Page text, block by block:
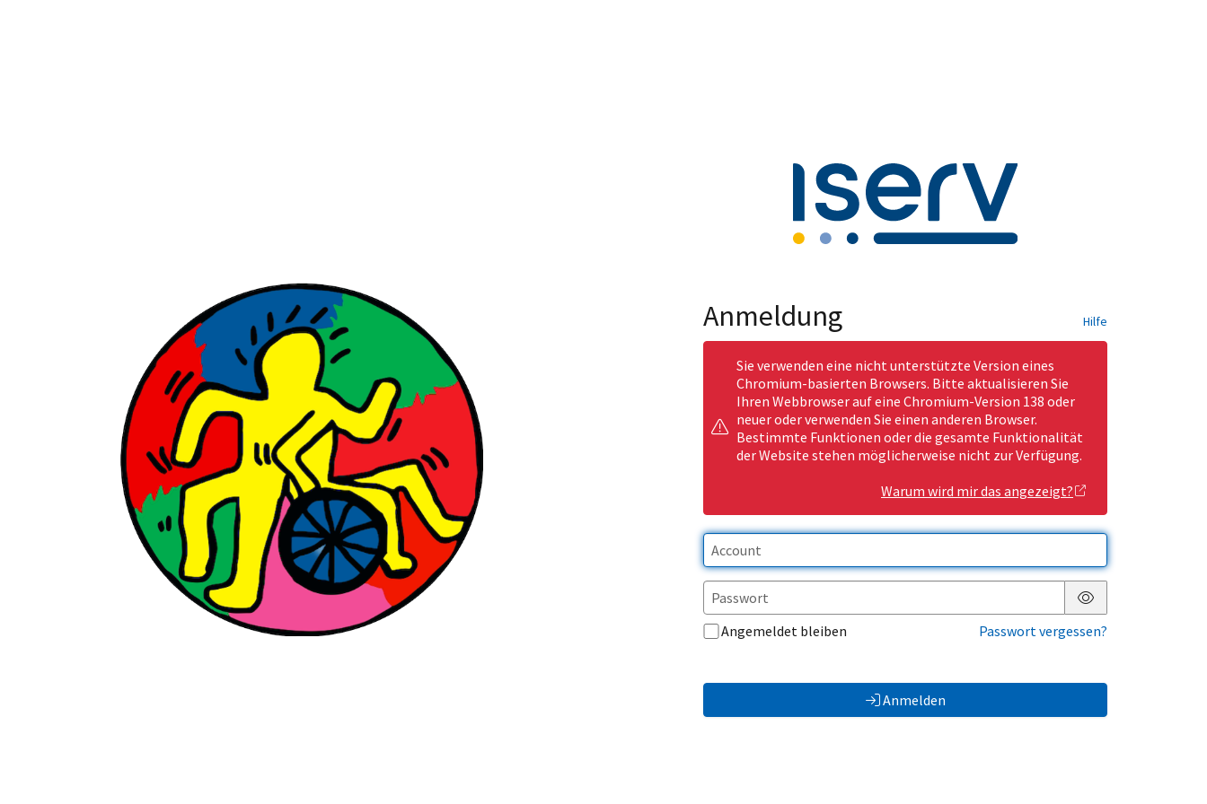
Anmeldung Hilfe
Sie verwenden eine nicht unterstützte Version eines
Chromium-basierten Browsers. Bitte aktualisieren Sie
Ihren Webbrowser auf eine Chromium-Version 138 oder
neuer oder verwenden Sie einen anderen Browser.
Bestimmte Funktionen oder die gesamte Funktionalität
der Website stehen möglicherweise nicht zur Verfügung.
Warum wird mir das angezeigt?
Passwort anzeigen
Angemeldet bleiben
Passwort vergessen?
Anmelden